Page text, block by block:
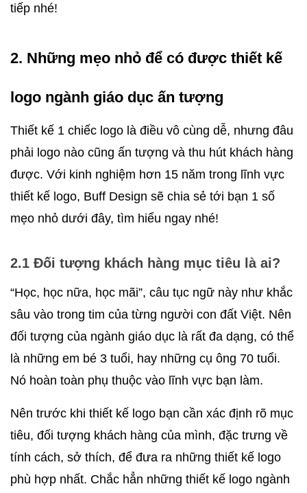
tiếp nhé!
2. Những mẹo nhỏ để có được thiết kế
logo ngành giáo dục ấn tượng
Thiết kế 1 chiếc logo là điều vô cùng dễ, nhưng đâu
phải logo nào cũng ấn tượng và thu hút khách hàng
được. Với kinh nghiệm hơn 15 năm trong lĩnh vực
thiết kế logo, Buff Design sẽ chia sẻ tới bạn 1 số
mẹo nhỏ dưới đây, tìm hiểu ngay nhé!
2.1 Đối tượng khách hàng mục tiêu là ai?
“Học, học nữa, học mãi”, câu tục ngữ này như khắc
sâu vào trong tim của từng người con đất Việt. Nên
đối tượng của ngành giáo dục là rất đa dạng, có thể
là những em bé 3 tuổi, hay những cụ ông 70 tuổi.
Nó hoàn toàn phụ thuộc vào lĩnh vực bạn làm.
Nên trước khi thiết kế logo bạn cần xác định rõ mục
tiêu, đối tượng khách hàng của mình, đặc trưng về
tính cách, sở thích, để đưa ra những thiết kế logo
phù hợp nhất. Chắc hẳn những thiết kế logo ngành